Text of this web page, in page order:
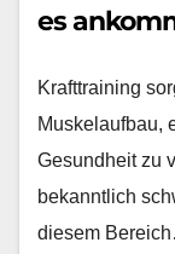
es
Krafttraining
Muskelaufbau,
Gesundheit zu
bekanntlich
diesem